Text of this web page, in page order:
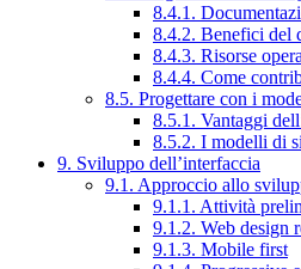
8.4.1.
8.4.2. Benefici del
8.4.3. Risorse
8.4.4. Come
8.5. Progettare con i
8.5.1. Vantaggi
8.5.2. I modelli di
9. Sviluppo dell’interfaccia
9.1. Approccio allo
9.1.1. Attività
9.1.2. Web design
9.1.3. Mobile first